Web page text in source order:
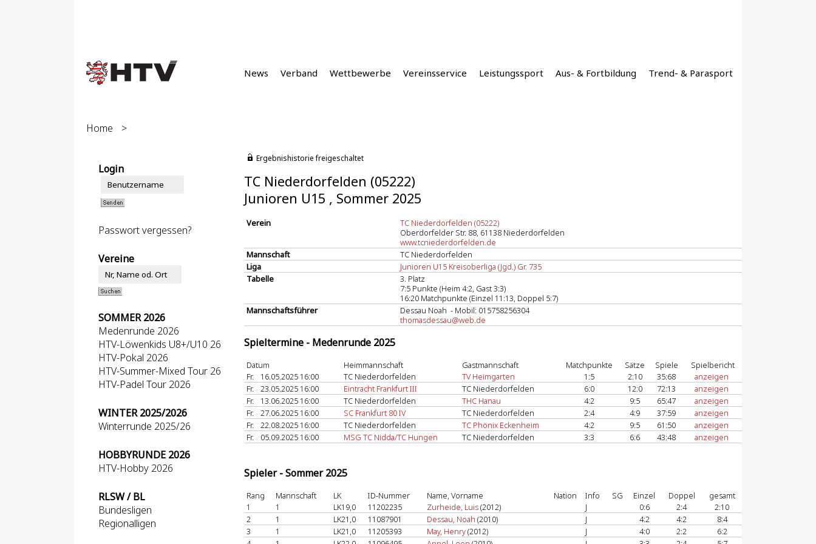
News Verband Wettbewerbe Vereinsservice Leistungssport Aus- & Fortbildung Trend- & Parasport
Home >
Login
Passwort vergessen?
Vereine
SOMMER 2026
Medenrunde 2026
HTV-Löwenkids U8+/U10 26
HTV-Pokal 2026
HTV-Summer-Mixed Tour 26
HTV-Padel Tour 2026
WINTER 2025/2026
Winterrunde 2025/26
HOBBYRUNDE 2026
HTV-Hobby 2026
RLSW / BL
Bundesligen
Regionalligen
Ergebnishistorie freigeschaltet
TC Niederdorfelden (05222)
Junioren U15 , Sommer 2025
Verein
TC Niederdorfelden (05222)
Oberdorfelder Str. 88, 61138 Niederdorfelden
www.tcniederdorfelden.de
Mannschaft
TC Niederdorfelden
Liga
Junioren U15 Kreisoberliga (Jgd.) Gr. 735
Tabelle
3. Platz
7:5 Punkte (Heim 4:2, Gast 3:3)
16:20 Matchpunkte (Einzel 11:13, Doppel 5:7)
Mannschaftsführer
Dessau Noah - Mobil: 015758256304
thomasdessau@web.de
Spieltermine - Medenrunde 2025
Datum Heimmannschaft Gastmannschaft Matchpunkte Sätze Spiele
Spielbericht
Fr.
16.05.2025 16:00 TC Niederdorfelden TV Heimgarten 1:5 2:10 35:68
anzeigen
Fr.
23.05.2025 16:00 Eintracht Frankfurt III TC Niederdorfelden 6:0 12:0 72:13
anzeigen
Fr.
13.06.2025 16:00 TC Niederdorfelden THC Hanau 4:2 9:5 65:47
anzeigen
Fr.
27.06.2025 16:00 SC Frankfurt 80 IV TC Niederdorfelden 2:4 4:9 37:59
anzeigen
Fr.
22.08.2025 16:00 TC Niederdorfelden TC Phönix Eckenheim 4:2 9:5 61:50
anzeigen
Fr.
05.09.2025 16:00 MSG TC Nidda/TC Hungen TC Niederdorfelden 3:3 6:6 43:48 anzeigen
Spieler - Sommer 2025
Rang Mannschaft LK ID-Nummer Name, Vorname Nation Info SG Einzel Doppel
gesamt
1
1 LK19,0 11202235 Zurheide, Luis(2012) J 0:6 2:4
2:10
2
1 LK21,0 11087901 Dessau, Noah (2010) J 4:2 4:2
8:4
3
1 LK21,0 11205393 May, Henry(2012) J 4:0 2:2
6:2